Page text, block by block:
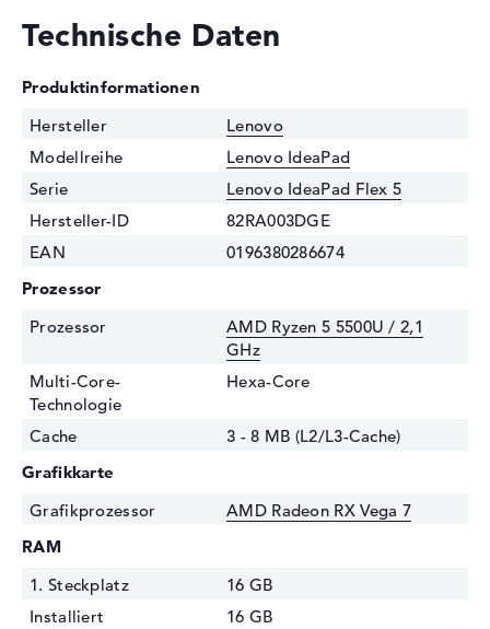
Technische Daten
Produktinformationen
Hersteller
Lenovo
Modellreihe
Lenovo IdeaPad
Serie
Lenovo IdeaPad Flex 5
Hersteller-ID
82RA003DGE
EAN
0196380286674
Prozessor
Prozessor
AMD Ryzen 5 5500U / 2,1
GHz
Multi-Core-
Technologie
Hexa-Core
Cache
3 - 8 MB (L2/L3-Cache)
Grafikkarte
Grafikprozessor
AMD Radeon RX Vega 7
RAM
1. Steckplatz
16 GB
Installiert
16 GB